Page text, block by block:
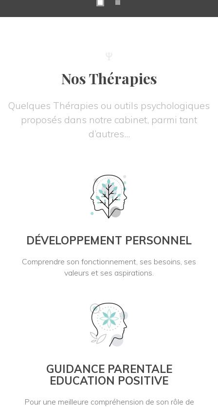
Nos Thérapies
Quelques Thérapies ou outils psychologiques
proposés dans notre cabinet, parmi tant
d’autres...
DÉVELOPPEMENT PERSONNEL
Comprendre son fonctionnement, ses besoins, ses
valeurs et ses aspirations.
GUIDANCE PARENTALE
EDUCATION POSITIVE
Pour une meilleure compréhension de son rôle de